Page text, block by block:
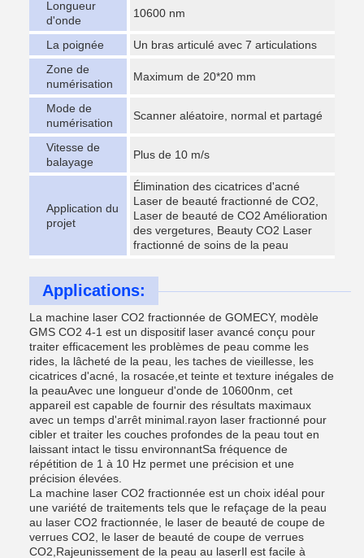
Longueur
d'onde
10600 nm
La poignée
Un bras articulé avec 7 articulations
Zone de
numérisation
Maximum de 20*20 mm
Mode de
numérisation
Scanner aléatoire, normal et partagé
Vitesse de
balayage
Plus de 10 m/s
Application du
projet
Élimination des cicatrices d'acné
Laser de beauté fractionné de CO2,
Laser de beauté de CO2 Amélioration
des vergetures, Beauty CO2 Laser
fractionné de soins de la peau
Applications:
La machine laser CO2 fractionnée de GOMECY, modèle
GMS CO2 4-1 est un dispositif laser avancé conçu pour
traiter efficacement les problèmes de peau comme les
rides, la lâcheté de la peau, les taches de vieillesse, les
cicatrices d'acné, la rosacée,et teinte et texture inégales de
la peauAvec une longueur d'onde de 10600nm, cet
appareil est capable de fournir des résultats maximaux
avec un temps d'arrêt minimal.rayon laser fractionné pour
cibler et traiter les couches profondes de la peau tout en
laissant intact le tissu environnantSa fréquence de
répétition de 1 à 10 Hz permet une précision et une
précision élevées.
La machine laser CO2 fractionnée est un choix idéal pour
une variété de traitements tels que le refaçage de la peau
au laser CO2 fractionnée, le laser de beauté de coupe de
verrues CO2, le laser de beauté de coupe de verrues
CO2,Rajeunissement de la peau au laserIl est facile à